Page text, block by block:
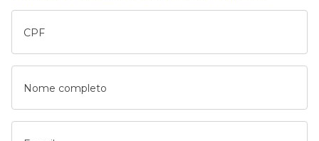
CPF
Nome completo